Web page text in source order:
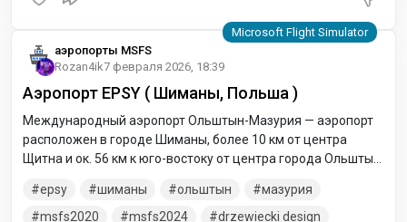
аэропорты MSFS
Rozan4ik7 февраля 2026, 18:39
Аэропорт EPSY ( Шиманы, Польша )
Международный аэропорт Ольштын-Мазурия — aэропорт
расположен в городе Шиманы, более 10 км от центра
Щитна и ок. 56 км к юго-востоку от центра города Ольштын,
воеводства - Ольштына. Это единственный аэропорт в
Варминско-Мазурского в Польше.
epsy шиманы ольштын
мазурия
msfs2020
msfs2024 drzewiecki design